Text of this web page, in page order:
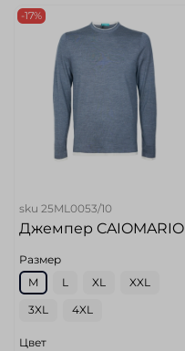
-17%
sku 25ML0053/10
Джемпер CAIOMARIO
Размер
M
L XL XXL
3XL 4XL
Цвет